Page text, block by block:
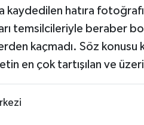
kaydedilen hatıra
temsilcileriyle beraber
kaçmadı. Söz konusu
en çok tartışılan ve